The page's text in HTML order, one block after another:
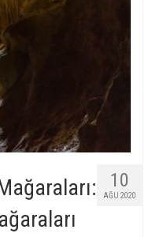
10
AĞU 2020